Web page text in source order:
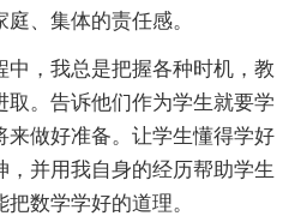
、集体的责任感。
中，我总是把握各种时机，教
取。告诉他们作为学生就要学
来做好准备。让学生懂得学好
并用我自身的经历帮助学生
数学学好的道理。